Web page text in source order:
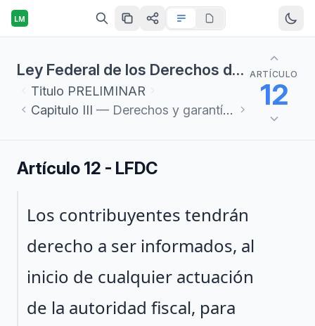
LM
Ley Federal de los Derechos del Contribuyente
Titulo PRELIMINAR
Capitulo III — Derechos y garantías en los procedimientos de comprobación
ARTÍCULO
12
Artículo 12 - LFDC
Párrafo 1
Los contribuyentes tendrán
derecho a ser informados, al
inicio de cualquier actuación
de la autoridad fiscal, para